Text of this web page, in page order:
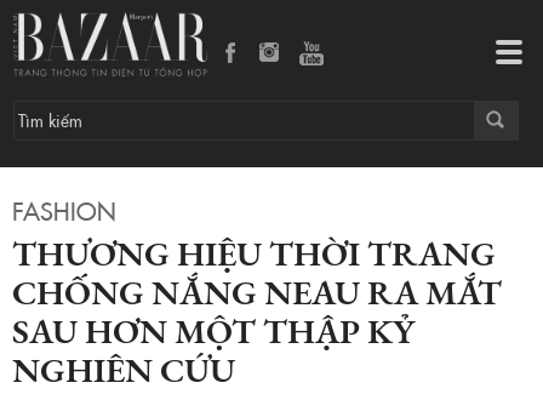
FASHION
THƯƠNG HIỆU THỜI TRANG
CHỐNG NẮNG NEAU RA MẮT
SAU HƠN MỘT THẬP KỶ
NGHIÊN CỨU